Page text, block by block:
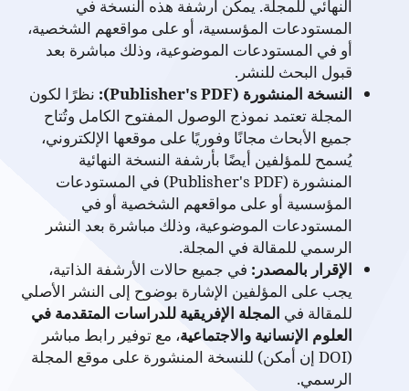
النهائي للمجلة. يمكن أرشفة هذه النسخة في
المستودعات المؤسسية، أو على مواقعهم الشخصية،
أو في المستودعات الموضوعية، وذلك مباشرة بعد
قبول البحث للنشر.
النسخة المنشورة (Publisher's PDF):
نظرًا لكون
المجلة تعتمد نموذج الوصول المفتوح الكامل وتُتاح
جميع الأبحاث مجانًا وفوريًا على موقعها الإلكتروني،
يُسمح للمؤلفين أيضًا بأرشفة النسخة النهائية
المنشورة (Publisher's PDF) في المستودعات
المؤسسية أو على مواقعهم الشخصية أو في
المستودعات الموضوعية، وذلك مباشرة بعد النشر
الرسمي للمقالة في المجلة.
الإقرار بالمصدر: في جميع حالات الأرشفة الذاتية،
يجب على المؤلفين الإشارة بوضوح إلى النشر الأصلي
للمقالة في المجلة الإفريقية للدراسات المتقدمة في
العلوم الإنسانية والاجتماعية، مع توفير رابط مباشر
(DOI إن أمكن) للنسخة المنشورة على موقع المجلة
الرسمي.